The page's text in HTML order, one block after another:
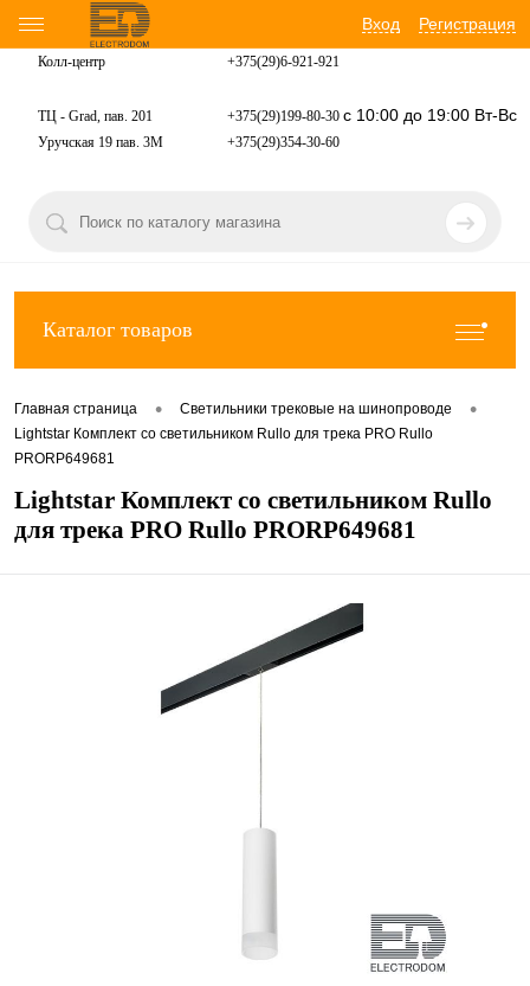
Вход Регистрация
Колл-центр +375(29)6-921-921
ТЦ - Grad, пав. 201 +375(29)199-80-30 с 10:00 до 19:00 Вт-Вс
Уручская 19 пав. 3М +375(29)354-30-60
Каталог товаров
Главная страница • Светильники трековые на шинопроводе •
Lightstar Комплект со светильником Rullo для трека PRO Rullo
PRORP649681
Lightstar Комплект со светильником Rullo
для трека PRO Rullo PRORP649681